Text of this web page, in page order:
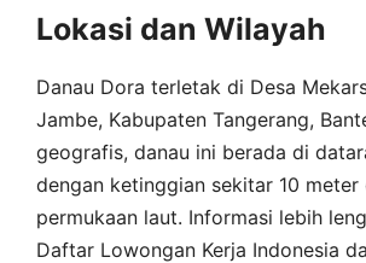
Lokasi dan Wilayah
Danau Dora terletak di Desa
Jambe, Kabupaten Tangerang,
geografis, danau ini berada di
dengan ketinggian sekitar 10 meter
permukaan laut. Informasi lebih
Daftar Lowongan Kerja Indonesia